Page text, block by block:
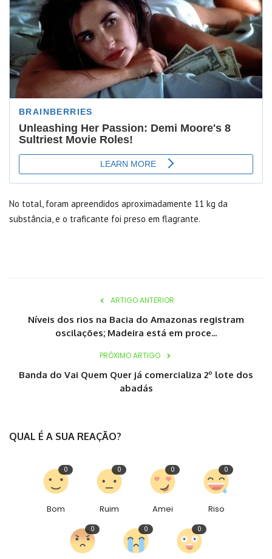
No total, foram apreendidos aproximadamente 11 kg da
substância, e o traficante foi preso em flagrante.
ARTIGO ANTERIOR
Níveis dos rios na Bacia do Amazonas registram
oscilações; Madeira está em proce...
PRÓXIMO ARTIGO
Banda do Vai Quem Quer já comercializa 2º lote dos
abadás
QUAL É A SUA REAÇÃO?
Bom
0
Ruim
0
Amei
0
Riso
0
0 0 0